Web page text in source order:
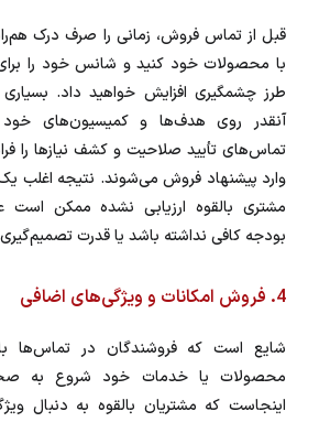
قبل از تماس فروش، زمانی را صرف درک
با محصولات خود کنید و شانس خود را
طرز چشمگیری افزایش خواهید داد.
آنقدر روی هدف‌ها و کمیسیون‌های
تماس‌های تأیید صلاحیت و کشف نیازها را
وارد پیشنهاد فروش می‌شوند. نتیجه اغلب
مشتری بالقوه ارزیابی نشده ممکن است
بودجه کافی نداشته باشد یا قدرت
4. فروش امکانات و ویژگی‌های اضافی
شایع است که فروشندگان در تماس‌ها
محصولات یا خدمات خود شروع به
اینجاست که مشتریان بالقوه به دنبال